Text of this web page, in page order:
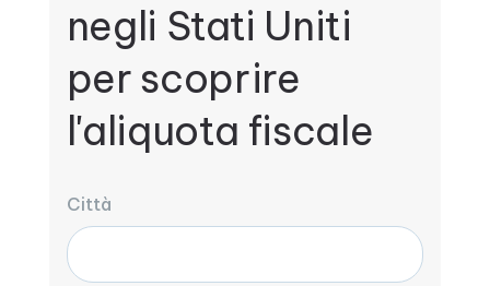
negli Stati Uniti
per scoprire
l'aliquota fiscale
Città